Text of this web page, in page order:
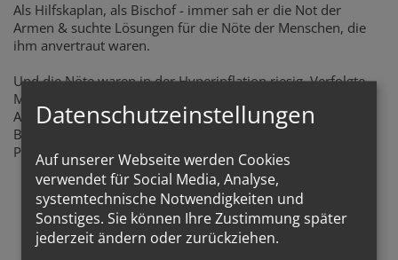
Als Hilfskaplan, als Bischof - immer sah er die Not der
Armen & suchte Lösungen für die Nöte der Menschen, die
ihm anvertraut waren.
Und die Nöte waren in der Hyperinflation riesig. Verfolgte
Mitbürger im 2. Weltkrieg, das Leid der Familien, die
Angehörige im Krieg verloren haben, keine
Bildungsaussichten, ... Eine schier endlose Liste an
Problemen, die angegangen werden mussten.
Datenschutzeinstellungen
Auf unserer Webseite werden Cookies
verwendet für Social Media, Analyse,
systemtechnische Notwendigkeiten und
Sonstiges. Sie können Ihre Zustimmung später
jederzeit ändern oder zurückziehen.